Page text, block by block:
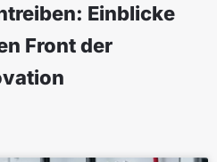
Einblicke
Front der